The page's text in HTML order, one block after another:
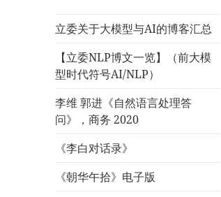
立委关于大模型与AI的博客汇总
【立委NLP博文一览】（前大模
型时代符号AI/NLP）
李维 郭进《自然语言处理答
问》，商务 2020
《李白对话录》
《朝华午拾》电子版